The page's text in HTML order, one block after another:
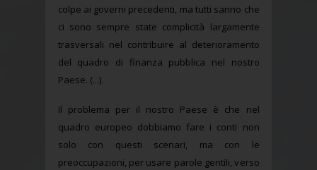
colpe ai governi precedenti, ma tutti sanno che
ci sono sempre state complicità largamente
trasversali nel contribuire al deterioramento
del quadro di finanza pubblica nel nostro
Paese. (...).
Il problema per il nostro Paese è che nel
quadro europeo dobbiamo fare i conti non
solo con questi scenari, ma con le
preoccupazioni, per usare parole gentili, verso